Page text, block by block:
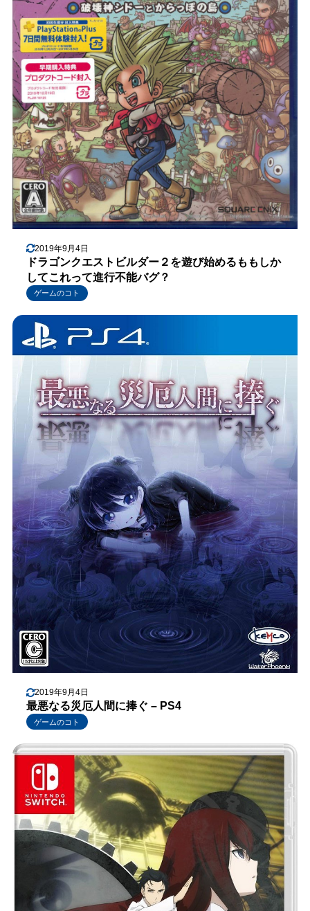
2019年9月4日
ドラゴンクエストビルダー２を遊び始めるももしか
してこれって進行不能バグ？
ゲームのコト
2019年9月4日
最悪なる災厄人間に捧ぐ – PS4
ゲームのコト